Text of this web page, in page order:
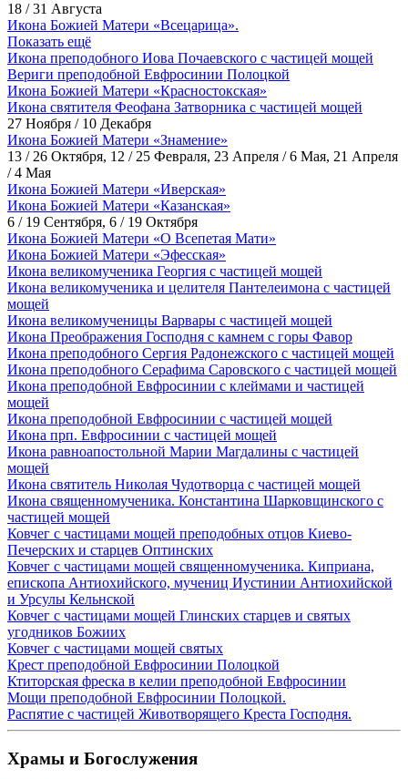
18 / 31 Августа
Икона Божией Матери «Всецарица».
Показать ещё
Икона преподобного Иова Почаевского с частицей мощей
Вериги преподобной Евфросинии Полоцкой
Икона Божией Матери «Красностокская»
Икона святителя Феофана Затворника с частицей мощей
27 Ноября / 10 Декабря
Икона Божией Матери «Знамение»
13 / 26 Октября, 12 / 25 Февраля, 23 Апреля / 6 Мая, 21 Апреля
/ 4 Мая
Икона Божией Матери «Иверская»
Икона Божией Матери «Казанская»
6 / 19 Сентября, 6 / 19 Октября
Икона Божией Матери «О Всепетая Мати»
Икона Божией Матери «Эфесская»
Икона великомученика Георгия с частицей мощей
Икона великомученика и целителя Пантелеимона с частицей
мощей
Икона великомученицы Варвары с частицей мощей
Икона Преображения Господня с камнем с горы Фавор
Икона преподобного Сергия Радонежского с частицей мощей
Икона преподобного Серафима Саровского с частицей мощей
Икона преподобной Евфросинии с клеймами и частицей
мощей
Икона преподобной Евфросинии с частицей мощей
Икона прп. Евфросинии с частицей мощей
Икона равноапостольной Марии Магдалины с частицей
мощей
Икона святитель Николая Чудотворца с частицей мощей
Икона священномученика. Константина Шарковщинского с
частицей мощей
Ковчег с частицами мощей преподобных отцов Киево-
Печерских и старцев Оптинских
Ковчег с частицами мощей священномученика. Киприана,
епископа Антиохийского, мучениц Иустинии Антиохийской
и Урсулы Кельнской
Ковчег с частицами мощей Глинских старцев и святых
угодников Божиих
Ковчег с частицами мощей святых
Крест преподобной Евфросинии Полоцкой
Ктиторская фреска в келии преподобной Евфросинии
Мощи преподобной Евфросинии Полоцкой.
Распятие с частицей Животворящего Креста Господня.
Храмы и Богослужения